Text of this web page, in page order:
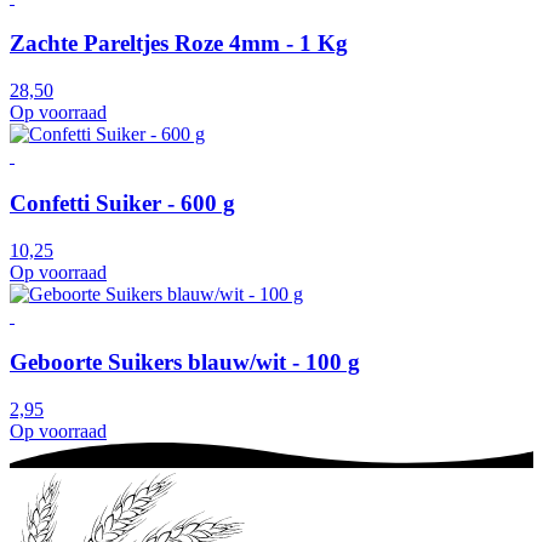
Zachte Pareltjes Roze 4mm - 1 Kg
28,50
Op voorraad
Confetti Suiker - 600 g
10,25
Op voorraad
Geboorte Suikers blauw/wit - 100 g
2,95
Op voorraad